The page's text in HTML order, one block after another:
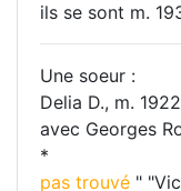
ils se sont m.
Une soeur :
Delia D., m.
avec Georges
*
pas trouvé "